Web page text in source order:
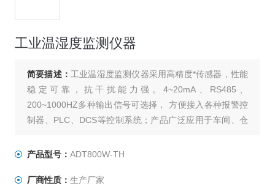
工业温湿度监测仪器
简要描述： 工业温湿度监测仪器采用高精度*传感器，性能
稳定可靠，抗干扰能力强。4~20mA、RS485、
200~1000HZ多种输出信号可选择， 方便接入各种报警控
制器、PLC、DCS等控制系统；产品广泛应用于车间、仓
产品型号： ADT800W-TH
厂商性质： 生产厂家